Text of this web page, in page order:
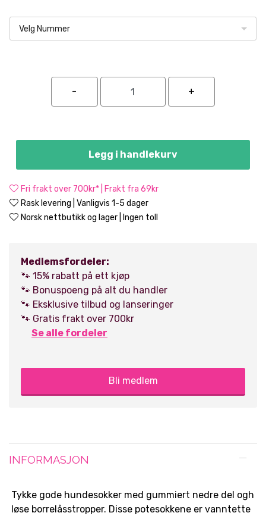
Velg Nummer
Legg i handlekurv
Fri frakt over 700kr* | Frakt fra 69kr
Rask levering | Vanligvis 1-5 dager
Norsk nettbutikk og lager | Ingen toll
Medlemsfordeler:
🐾 15% rabatt på ett kjøp
🐾 Bonuspoeng på alt du handler
🐾 Eksklusive tilbud og lanseringer
🐾 Gratis frakt over 700kr
Se alle fordeler
Bli medlem
INFORMASJON
Tykke gode hundesokker med gummiert nedre del ogh
løse borrelåsstropper. Disse potesokkene er vanntette